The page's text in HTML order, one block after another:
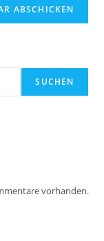
SUCHEN
vorhanden.